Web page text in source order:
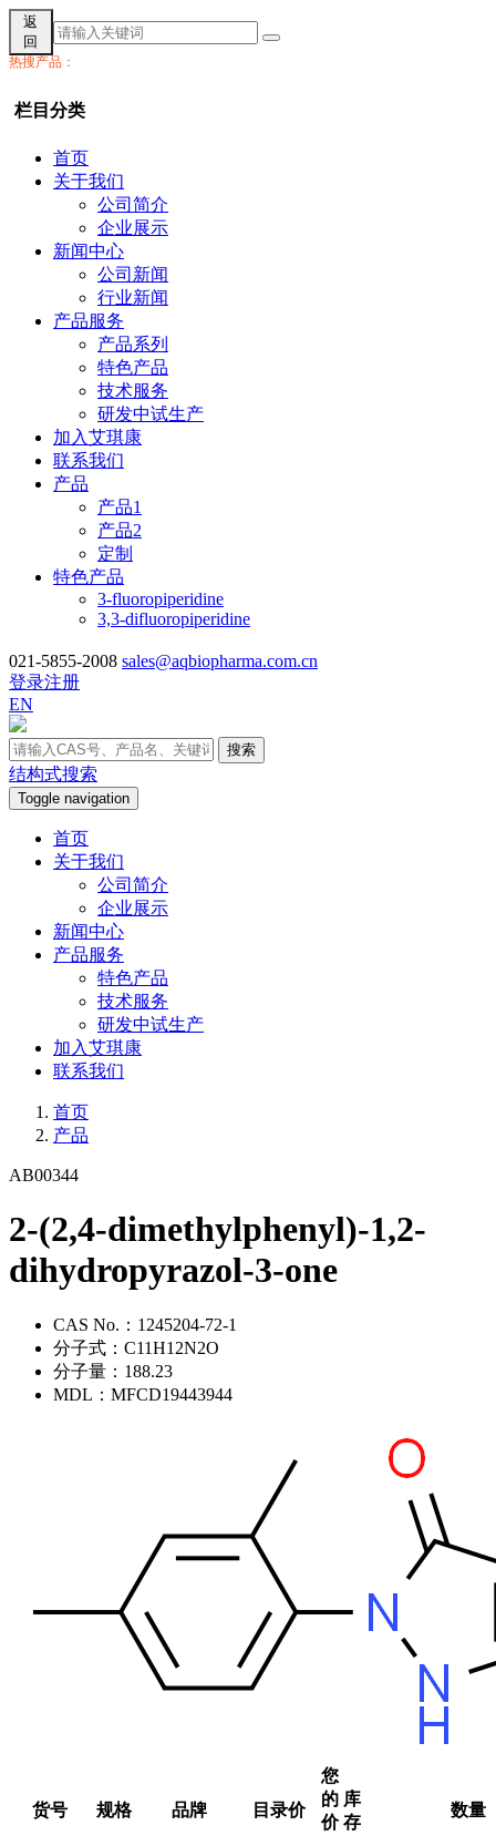
返
回
热搜产品：
栏目分类
首页
关于我们
公司简介
企业展示
新闻中心
公司新闻
行业新闻
产品服务
产品系列
特色产品
技术服务
研发中试生产
加入艾琪康
联系我们
产品
产品1
产品2
定制
特色产品
3-fluoropiperidine
3,3-difluoropiperidine
021-5855-2008 sales@aqbiopharma.com.cn
登录注册
EN
搜索
结构式搜索
Toggle navigation
首页
关于我们
公司简介
企业展示
新闻中心
产品服务
特色产品
技术服务
研发中试生产
加入艾琪康
联系我们
首页
产品
AB00344
2-(2,4-dimethylphenyl)-1,2-
dihydropyrazol-3-one
CAS No.： 1245204-72-1
分子式： C11H12N2O
分子量： 188.23
MDL： MFCD19443944
货号 规格 品牌 目录价
您
的
价
库
存
数量